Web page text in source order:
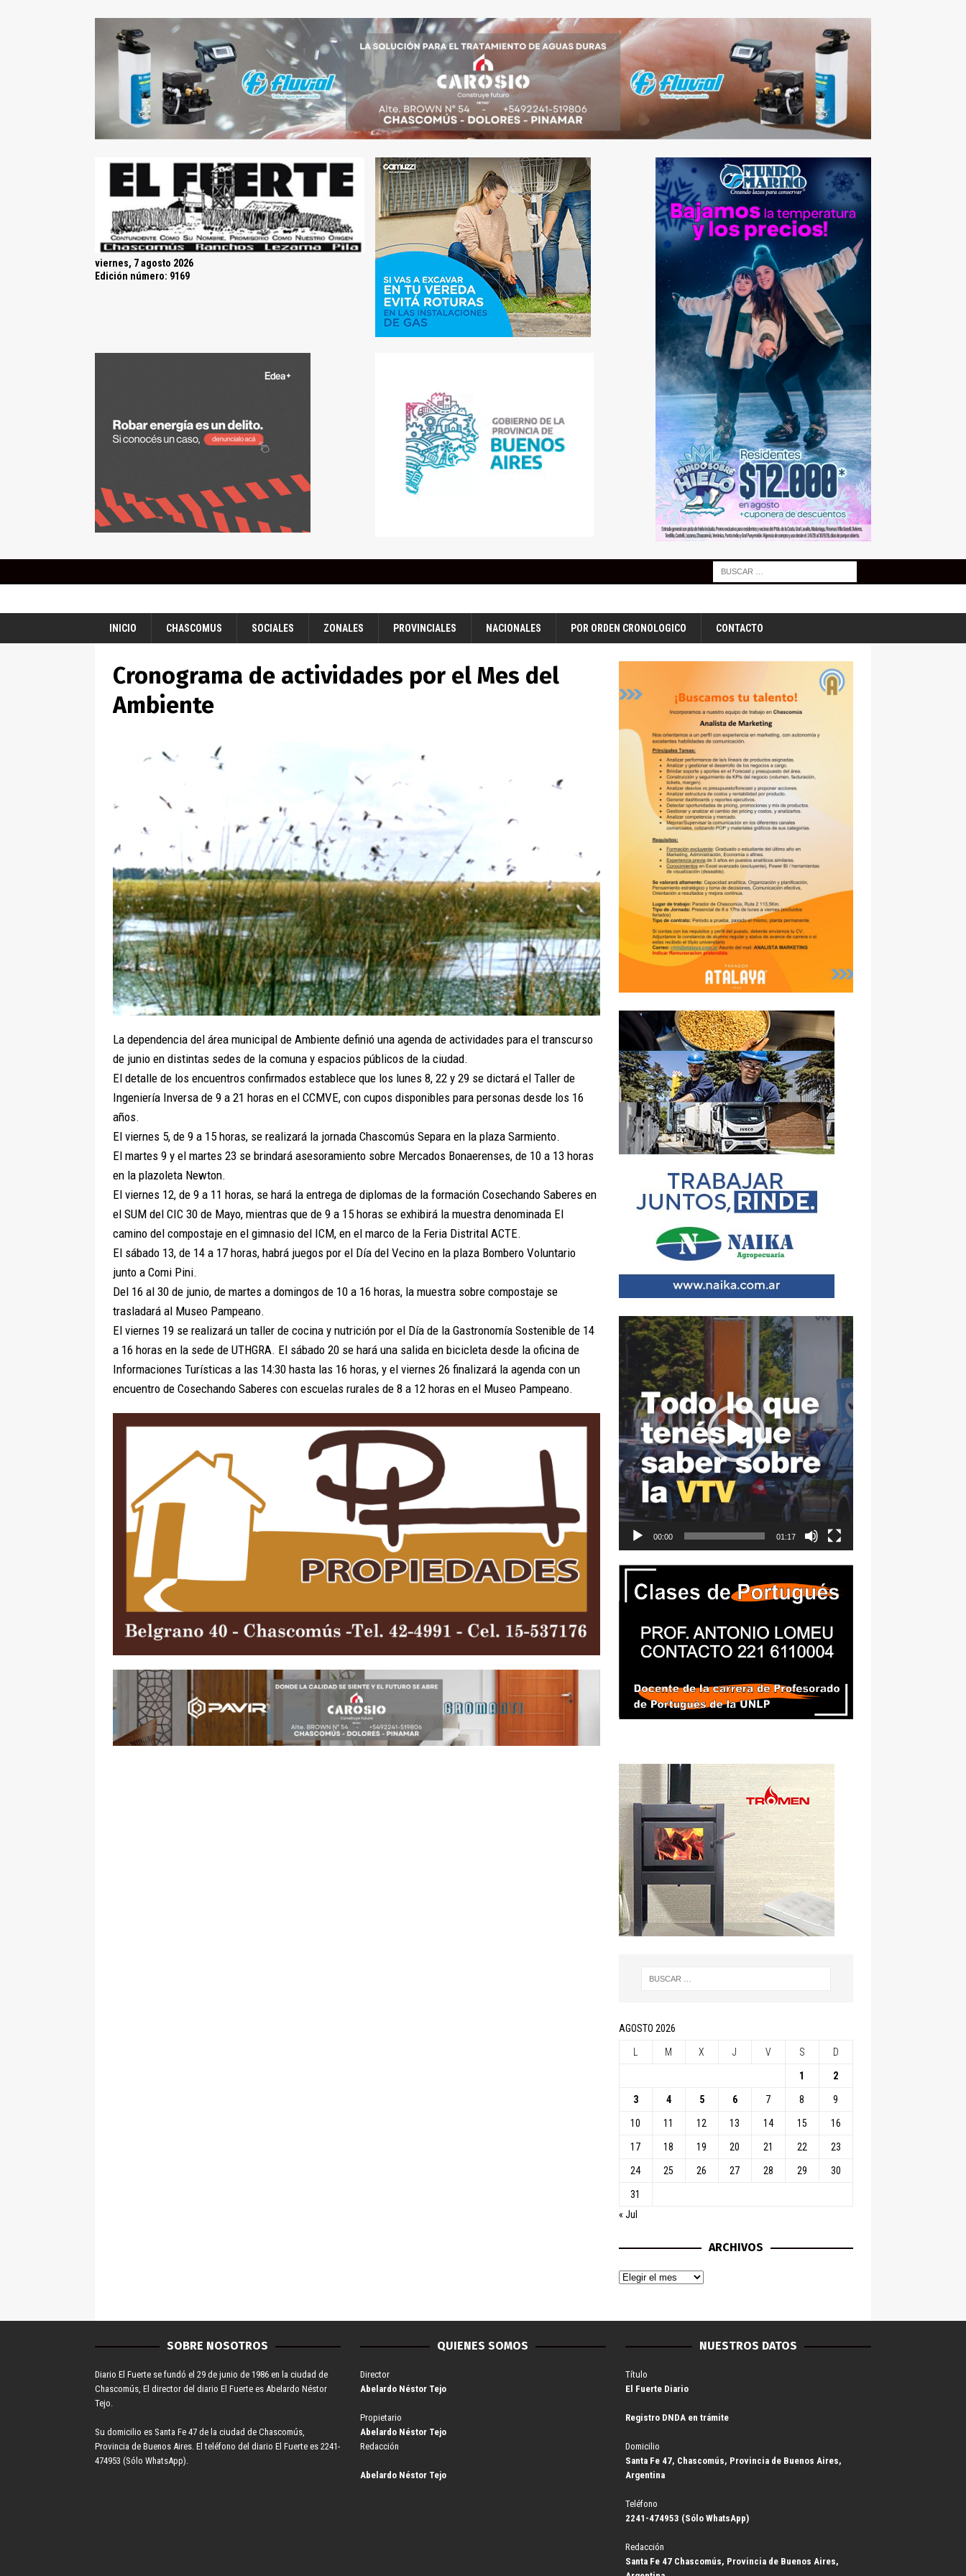
viernes, 7 agosto 2026
Edición número: 9169
INICIO CHASCOMUS SOCIALES ZONALES PROVINCIALES NACIONALES POR ORDEN CRONOLOGICO CONTACTO
Cronograma de actividades por el Mes del
Ambiente
La dependencia del área municipal de Ambiente definió una agenda de actividades para el transcurso
de junio en distintas sedes de la comuna y espacios públicos de la ciudad.
El detalle de los encuentros confirmados establece que los lunes 8, 22 y 29 se dictará el Taller de
Ingeniería Inversa de 9 a 21 horas en el CCMVE, con cupos disponibles para personas desde los 16
años.
El viernes 5, de 9 a 15 horas, se realizará la jornada Chascomús Separa en la plaza Sarmiento.
El martes 9 y el martes 23 se brindará asesoramiento sobre Mercados Bonaerenses, de 10 a 13 horas
en la plazoleta Newton.
El viernes 12, de 9 a 11 horas, se hará la entrega de diplomas de la formación Cosechando Saberes en
el SUM del CIC 30 de Mayo, mientras que de 9 a 15 horas se exhibirá la muestra denominada El
camino del compostaje en el gimnasio del ICM, en el marco de la Feria Distrital ACTE.
El sábado 13, de 14 a 17 horas, habrá juegos por el Día del Vecino en la plaza Bombero Voluntario
junto a Comi Pini.
Del 16 al 30 de junio, de martes a domingos de 10 a 16 horas, la muestra sobre compostaje se
trasladará al Museo Pampeano.
El viernes 19 se realizará un taller de cocina y nutrición por el Día de la Gastronomía Sostenible de 14
a 16 horas en la sede de UTHGRA. El sábado 20 se hará una salida en bicicleta desde la oficina de
Informaciones Turísticas a las 14:30 hasta las 16 horas, y el viernes 26 finalizará la agenda con un
encuentro de Cosechando Saberes con escuelas rurales de 8 a 12 horas en el Museo Pampeano.
Reproductor
de
00:00 01:17
AGOSTO 2026
M X J V S D
1 2
3 4 5 6 7 8 9
10 11 12 13 14 15 16
17 18 19 20 21 22 23
24 25 26 27 28 29 30
31
« Jul
ARCHIVOS
SOBRE NOSOTROS
Diario El Fuerte se fundó el 29 de junio de 1986 en la ciudad de
Chascomús, El director del diario El Fuerte es Abelardo Néstor
Tejo.
Su domicilio es Santa Fe 47 de la ciudad de Chascomús,
Provincia de Buenos Aires. El teléfono del diario El Fuerte es 2241-
474953 (Sólo WhatsApp).
QUIENES SOMOS
Director
Abelardo Néstor Tejo
Propietario
Abelardo Néstor Tejo
Redacción
Abelardo Néstor Tejo
NUESTROS DATOS
Título
El Fuerte Diario
Registro DNDA en trámite
Domicilio
Santa Fe 47, Chascomús, Provincia de Buenos Aires,
Argentina
Teléfono
2241-474953 (Sólo WhatsApp)
Redacción
Santa Fe 47 Chascomús, Provincia de Buenos Aires,